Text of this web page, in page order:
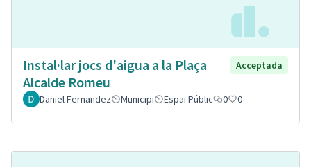
Instal·lar jocs d'aigua a la Plaça
Alcalde Romeu
Acceptada
Daniel Fernandez Municipi Espai Públic 0 0